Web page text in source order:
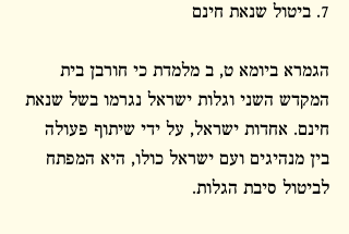
7. ביטול שנאת חינם
הגמרא ביומא ט, ב מלמדת כי חורבן בית
המקדש השני וגלות ישראל נגרמו בשל שנאת
חינם. אחדות ישראל, על ידי שיתוף פעולה
בין מנהיגים ועם ישראל כולו, היא המפתח
לביטול סיבת הגלות.